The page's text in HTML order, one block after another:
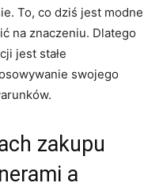
To, co dziś jest modne
na znaczeniu. Dlatego
jest stałe
swojego
zakupu
a